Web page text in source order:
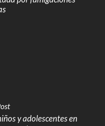
y adolescentes en